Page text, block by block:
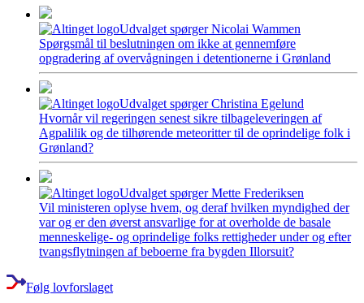
Udvalget spørger Nicolai Wammen
Spørgsmål til beslutningen om ikke at gennemføre
opgradering af overvågningen i detentionerne i Grønland
Udvalget spørger Christina Egelund
Hvornår vil regeringen senest sikre tilbageleveringen af
Agpalilik og de tilhørende meteoritter til de oprindelige folk i
Grønland?
Udvalget spørger Mette Frederiksen
Vil ministeren oplyse hvem, og deraf hvilken myndighed der
var og er den øverst ansvarlige for at overholde de basale
menneskelige- og oprindelige folks rettigheder under og efter
tvangsflytningen af beboerne fra bygden Illorsuit?
Følg lovforslaget